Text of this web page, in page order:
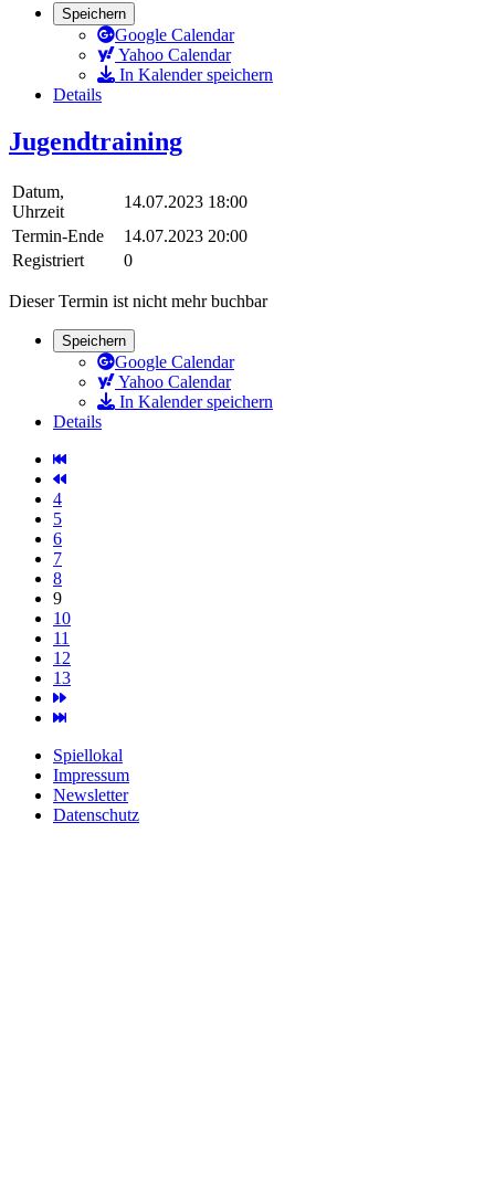
Speichern
Google Calendar
Yahoo Calendar
In Kalender speichern
Details
Jugendtraining
Datum,
Uhrzeit
14.07.2023 18:00
Termin-Ende
14.07.2023 20:00
Registriert
0
Dieser Termin ist nicht mehr buchbar
Speichern
Google Calendar
Yahoo Calendar
In Kalender speichern
Details
4
5
6
7
8
9
10
11
12
13
Spiellokal
Impressum
Newsletter
Datenschutz